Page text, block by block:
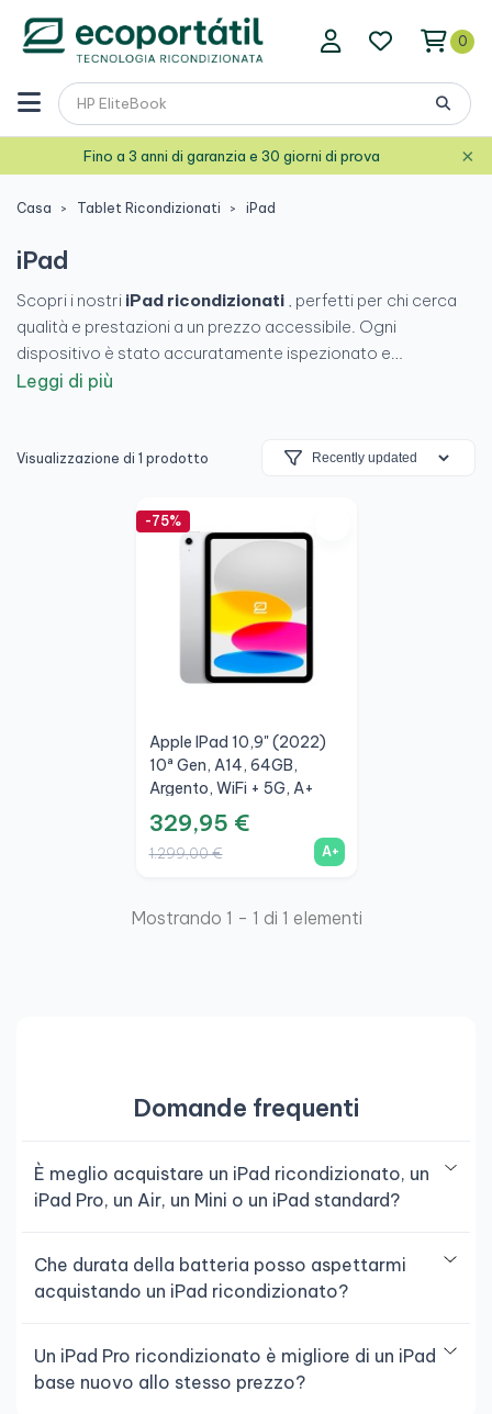
0
Fino a 3 anni di garanzia e 30 giorni di prova ×
Casa Tablet Ricondizionati iPad
iPad
Scopri i nostri iPad ricondizionati , perfetti per chi cerca
qualità e prestazioni a un prezzo accessibile. Ogni
dispositivo è stato accuratamente ispezionato e
ripristinato, garantendone
superiore!
Leggi di più
Visualizzazione di 1 prodotto
-75%
Apple IPad 10,9" (2022)
10ª Gen, A14, 64GB,
Argento, WiFi + 5G, A+
329,95 €
1.299,00 € A+
Mostrando 1 - 1 di 1 elementi
Domande frequenti
È meglio acquistare un iPad ricondizionato, un
iPad Pro, un Air, un Mini o un iPad standard?
Che durata della batteria posso aspettarmi
acquistando un iPad ricondizionato?
Un iPad Pro ricondizionato è migliore di un iPad
base nuovo allo stesso prezzo?